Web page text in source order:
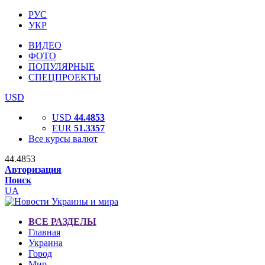
РУС
УКР
ВИДЕО
ФОТО
ПОПУЛЯРНЫЕ
СПЕЦПРОЕКТЫ
USD
USD 44.4853
EUR 51.3357
Все курсы валют
44.4853
Авторизация
Поиск
UA
ВСЕ РАЗДЕЛЫ
Главная
Украина
Город